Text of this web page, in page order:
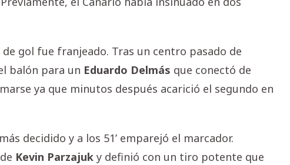
gol fue franjeado. Tras un centro pasado de
balón para un Eduardo Delmás que conectó de
ya que minutos después acarició el segundo en
decidido y a los 51’ emparejó el marcador.
Kevin Parzajuk y definió con un tiro potente que